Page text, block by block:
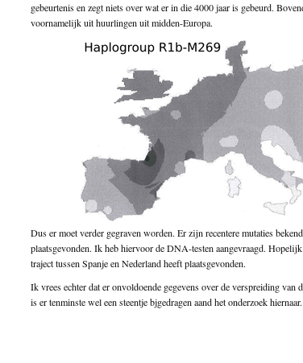
gebeurtenis en zegt niets over wat er in die 4000 jaar is gebeurd.
voornamelijk uit huurlingen uit midden-Europa.
Dus er moet verder gegraven worden. Er zijn recentere mutaties
plaatsgevonden. Ik heb hiervoor de DNA-testen aangevraagd.
traject tussen Spanje en Nederland heeft plaatsgevonden.
Ik vrees echter dat er onvoldoende gegevens over de verspreiding van
is er tenminste wel een steentje bjgedragen aand het onderzoek hiernaar.